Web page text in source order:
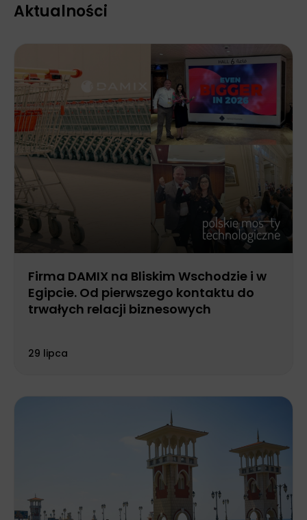
Aktualności
Firma DAMIX na Bliskim Wschodzie i w
Egipcie. Od pierwszego kontaktu do
trwałych relacji biznesowych
29 lipca